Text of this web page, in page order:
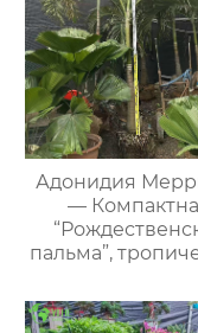
Адонидия
—
пальма”,